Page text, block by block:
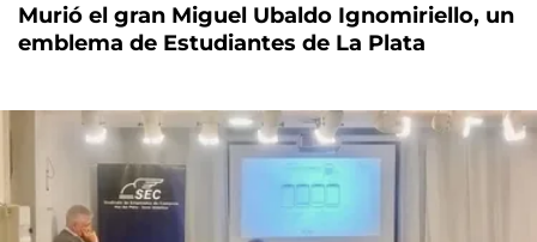
Murió el gran Miguel Ubaldo Ignomiriello, un
emblema de Estudiantes de La Plata